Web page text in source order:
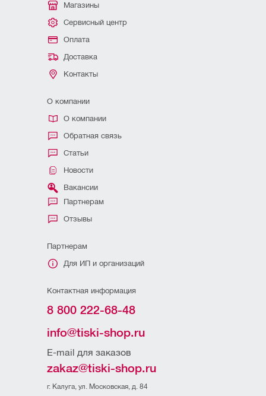
Магазины
Сервисный центр
Оплата
Доставка
Контакты
О компании
О компании
Обратная связь
Статьи
Новости
Вакансии
Партнерам
Отзывы
Партнерам
Для ИП и организаций
Контактная информация
8 800 222-68-48
info@tiski-shop.ru
E-mail для заказов
zakaz@tiski-shop.ru
г. Калуга, ул. Московская, д. 84